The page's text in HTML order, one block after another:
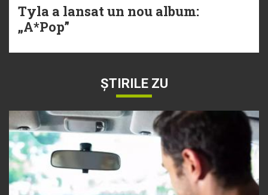
Tyla a lansat un nou album:
„A*Pop”
ȘTIRILE ZU